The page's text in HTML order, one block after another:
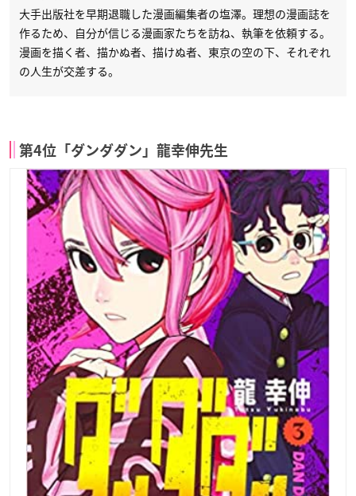
大手出版社を早期退職した漫画編集者の塩澤。理想の漫画誌を
作るため、自分が信じる漫画家たちを訪ね、執筆を依頼する。
漫画を描く者、描かぬ者、描けぬ者、東京の空の下、それぞれ
の人生が交差する。
第4位「ダンダダン」龍幸伸先生